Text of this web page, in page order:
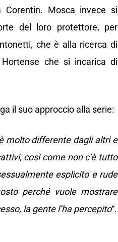
Mosca invece si
del loro protettore, per
che è alla ricerca di
che si incarica di
il suo approccio alla serie:
molto differente dagli altri e
così come non c’è tutto
esplicito e rude
perché vuole mostrare
la gente l’ha percepito“.